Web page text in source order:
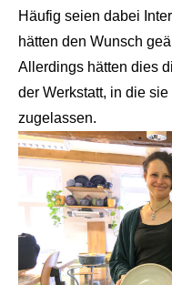
Häufig seien dabei
hätten den Wunsch
Allerdings hätten dies
der Werkstatt, in die
zugelassen.